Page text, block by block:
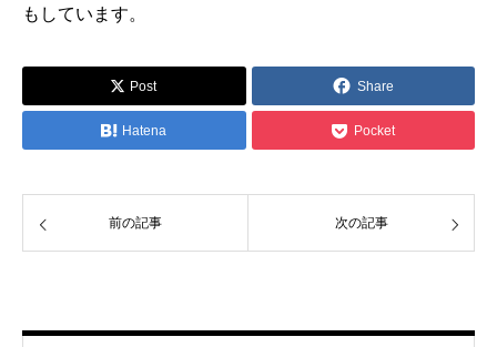
もしています。
Post Share
Hatena Pocket
前の記事 次の記事